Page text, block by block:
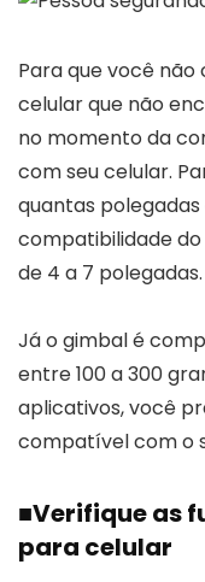
Para que você
celular que não
no momento da
com seu celular.
quantas polegadas
compatibilidade
de 4 a 7 polegadas.
Já o gimbal é
entre 100 a 300
aplicativos, você
compatível com o
■Verifique as
para celular